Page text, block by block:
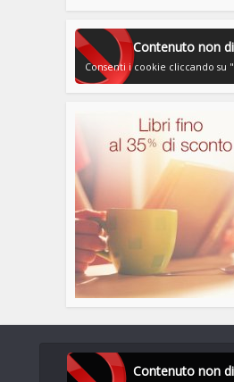
Contenuto non
Consenti i cookie cliccando su
Contenuto non